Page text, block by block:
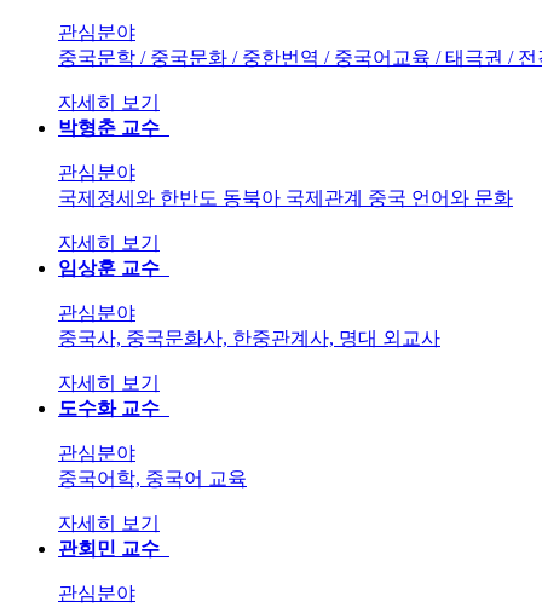
관심분야
중국문학 / 중국문화 / 중한번역 / 중국어교육 / 태극권 / 전
자세히 보기
박형춘 교수
관심분야
국제정세와 한반도 동북아 국제관계 중국 언어와 문화
자세히 보기
임상훈 교수
관심분야
중국사, 중국문화사, 한중관계사, 명대 외교사
자세히 보기
도수화교수
관심분야
중국어학, 중국어 교육
자세히 보기
관회민 교수
관심분야